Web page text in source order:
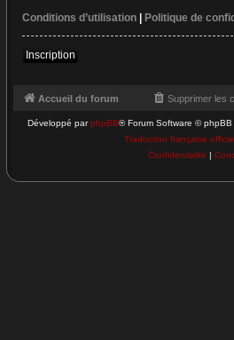
Conditions d’utilisation | Politique de
Inscription
Accueil du forum Supprimer les
Développé parphpBB® Forum Software ©
Traduction française
Confidentialité |